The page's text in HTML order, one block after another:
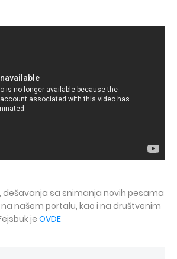
dešavanja sa snimanja novih pesama
našem portalu, kao i na društvenim
je OVDE